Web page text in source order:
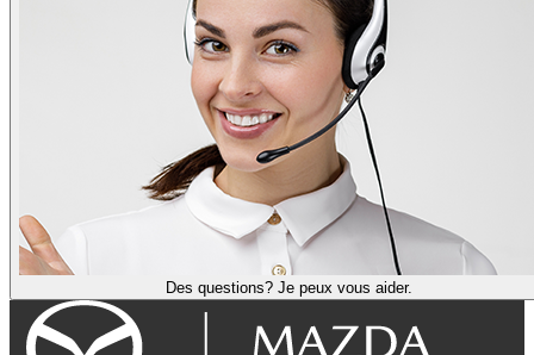
Des questions? Je peux vous aider.